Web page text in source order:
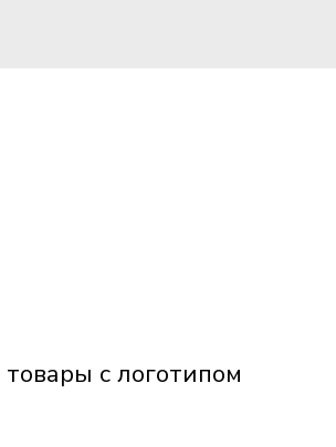
с логотипом